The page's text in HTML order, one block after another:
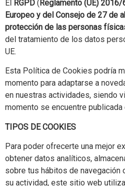
El RGPD (Reglamento (UE)
Europeo y del Consejo de 27 de
protección de las personas
del tratamiento de los datos
UE.
Esta Política de Cookies podría
momento para adaptarse a
en nuestras actividades, siendo
momento se encuentre publicada
TIPOS DE COOKIES
Para poder ofrecerte una mejor
obtener datos analíticos,
sobre tus hábitos de navegación
su actividad, este sitio web